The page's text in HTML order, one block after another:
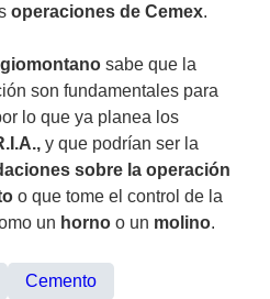
operaciones de Cemex.
sabe que la
son fundamentales para
lo que ya planea los
y que podrían ser la
sobre la operación
o que tome el control de la
un horno o un molino.
Cemento